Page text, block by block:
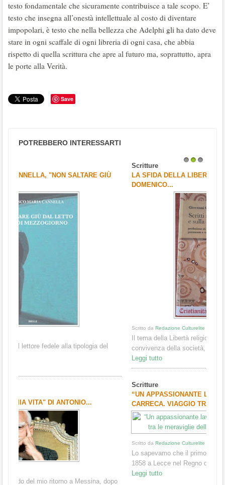
testo fondamentale che sicuramente contribuisce a tale scopo. E’
testo che insegna all’onestà intellettuale al costo di diventare
impopolari, è testo che nella bellezza che Adelphi gli ha dato deve
stare in ogni scaffale di ogni libreria di ogni casa, che abbia
rispetto di quella scrittura che apre al futuro ma, soprattutto, apra
le porte alla Verità.
Save
POTREBBERO INTERESSARTI
LA SFIDA DELLA LIBERTÀ RELIGIOSA – DI
Scritto daRedazione Culturelite
Il tema della Libertà religiosa è fondamentale per la pacifica
convivenza della società, per la dign...
“UN APPASSIONANTE LAVORO DI SALVATORE
CARRECA. VIAGGIO TRA...
Scritto da Redazione Culturelite
Lo sapevamo che il primo esperimento di luce elettrica è del
1858 a Lecce nel Regno delle Due Sicili...